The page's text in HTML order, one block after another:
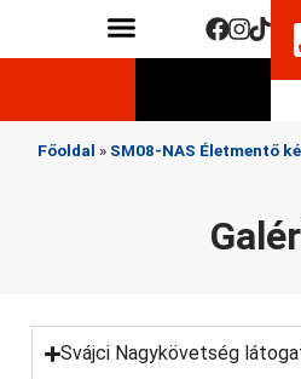
Főoldal » SM08-NAS Életmentő
Svájci Nagykövetség